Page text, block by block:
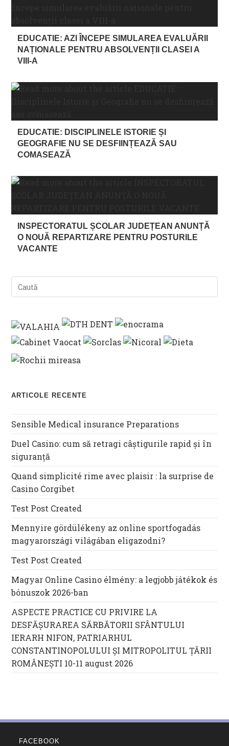
EDUCATIE: AZI ÎNCEPE SIMULAREA EVALUĂRII
NAȚIONALE PENTRU ABSOLVENȚII CLASEI A
VIII-A
EDUCATIE: DISCIPLINELE ISTORIE ȘI
GEOGRAFIE NU SE DESFIINȚEAZĂ SAU
COMASEAZĂ
INSPECTORATUL ȘCOLAR JUDEȚEAN ANUNȚĂ
O NOUĂ REPARTIZARE PENTRU POSTURILE
VACANTE
ARTICOLE RECENTE
Sensible Medical insurance Preparations
Duel Casino: cum să retragi câștigurile rapid și în
siguranță
Quand simplicité rime avec plaisir : la surprise de
Casino Corgibet
Test Post Created
Mennyire gördülékeny az online sportfogadás
magyarországi világában eligazodni?
Test Post Created
Magyar Online Casino élmény: a legjobb játékok és
bónuszok 2026-ban
ASPECTE PRACTICE CU PRIVIRE LA
DESFĂȘURAREA SĂRBĂTORII SFÂNTULUI
IERARH NIFON, PATRIARHUL
CONSTANTINOPOLULUI ŞI MITROPOLITUL ȚĂRII
ROMÂNEȘTI 10-11 august 2026
FACEBOOK